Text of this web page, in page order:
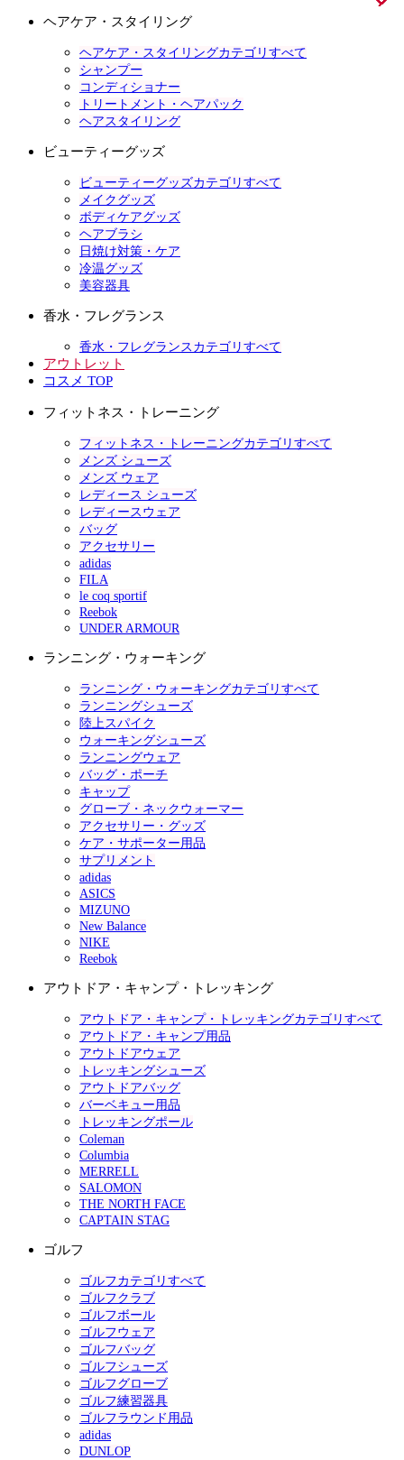
ヘアケア・スタイリング
ヘアケア・スタイリングカテゴリすべて
シャンプー
コンディショナー
トリートメント・ヘアパック
ヘアスタイリング
ビューティーグッズ
ビューティーグッズカテゴリすべて
メイクグッズ
ボディケアグッズ
ヘアブラシ
日焼け対策・ケア
冷温グッズ
美容器具
香水・フレグランス
香水・フレグランスカテゴリすべて
アウトレット
コスメ TOP
フィットネス・トレーニング
フィットネス・トレーニングカテゴリすべて
メンズ シューズ
メンズ ウェア
レディース シューズ
レディースウェア
バッグ
アクセサリー
adidas
FILA
le coq sportif
Reebok
UNDER ARMOUR
ランニング・ウォーキング
ランニング・ウォーキングカテゴリすべて
ランニングシューズ
陸上スパイク
ウォーキングシューズ
ランニングウェア
バッグ・ポーチ
キャップ
グローブ・ネックウォーマー
アクセサリー・グッズ
ケア・サポーター用品
サプリメント
adidas
ASICS
MIZUNO
New Balance
NIKE
Reebok
アウトドア・キャンプ・トレッキング
アウトドア・キャンプ・トレッキングカテゴリすべて
アウトドア・キャンプ用品
アウトドアウェア
トレッキングシューズ
アウトドアバッグ
バーベキュー用品
トレッキングポール
Coleman
Columbia
MERRELL
SALOMON
THE NORTH FACE
CAPTAIN STAG
ゴルフ
ゴルフカテゴリすべて
ゴルフクラブ
ゴルフボール
ゴルフウェア
ゴルフバッグ
ゴルフシューズ
ゴルフグローブ
ゴルフ練習器具
ゴルフラウンド用品
adidas
DUNLOP